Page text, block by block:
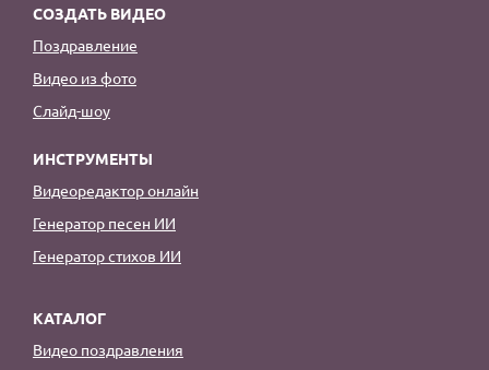
СОЗДАТЬ ВИДЕО
Поздравление
Видео из фото
Слайд-шоу
ИНСТРУМЕНТЫ
Видеоредактор онлайн
Генератор песен ИИ
Генератор стихов ИИ
КАТАЛОГ
Видео поздравления